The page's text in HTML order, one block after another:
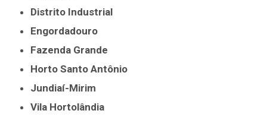
Distrito Industrial
Engordadouro
Fazenda Grande
Horto Santo Antônio
Jundiaí-Mirim
Vila Hortolândia